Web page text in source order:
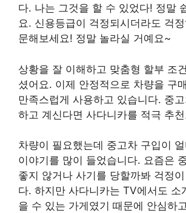
다. 나는 그것을 할 수 있었다! 정말
요. 신용등급이 걱정되시더라도 걱
문해보세요! 정말 놀라실 거예요~
상황을 잘 이해하고 맞춤형 할부 조
셨어요. 이제 안정적으로 차량을 구
만족스럽게 사용하고 있습니다. 중
하고 계신다면 사다니카를 적극 추
차량이 필요했는데 중고차 구입이
이야기를 많이 들었습니다. 요즘은
좋지 않거나 사기를 당할까봐 걱정
다. 하지만 사다니카는 TV에서도 소
을 수 있는 가게였기 때문에 안심하